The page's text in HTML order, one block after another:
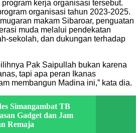
kerja organisasi tersebut.
organisasi tahun 2023-2025.
makam Sibaroar, penguatan
muda melalui pendekatan
sekolah, dan dukungan terhadap
Pak Saipullah bukan karena
tapi apa peran Ikanas
membangun Madina ini,” kata dia.
Simangambat TB
Gadget dan Jam
Remaja